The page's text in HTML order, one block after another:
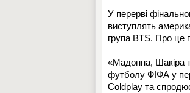
У перерві
виступлять
група BTS. Про це
«Мадонна, Шакіра
футболу ФІФА у
Coldplay та